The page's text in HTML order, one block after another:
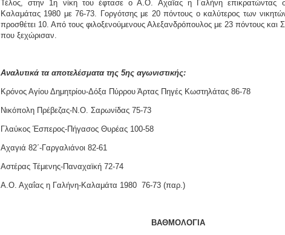
Τέλος, στην 1η νίκη του έφτασε ο Α.Ο. Αχαΐας η Γαλήνη επικρατώντας
Καλαμάτας 1980 με 76-73. Γοργότσης με 20 πόντους ο καλύτερος των
προσθέτει 10. Από τους φιλοξενούμενους Αλεξανδρόπουλος με 23 πόντους και
που ξεχώρισαν.
Αναλυτικά τα αποτελέσματα της 5ης αγωνιστικής:
Κρόνος Αγίου Δημητρίου-Δόξα Πύρρου Άρτας Πηγές Κωστηλάτας 86-78
Νικόπολη Πρέβεζας-Ν.Ο. Σαρωνίδας 75-73
Γλαύκος Έσπερος-Πήγασος Θυρέας 100-58
Αχαγιά 82΄-Γαργαλιάνοι 82-61
Αστέρας Τέμενης-Παναχαϊκή 72-74
Α.Ο. Αχαΐας η Γαλήνη-Καλαμάτα 1980 76-73 (παρ.)
ΒΑΘΜΟΛΟΓΙΑ